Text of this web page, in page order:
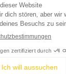
Sitemap
© 2025 Dome Solar